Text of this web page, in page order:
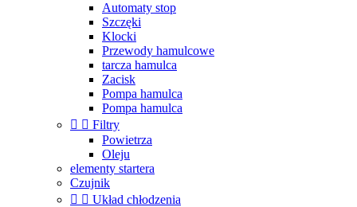
Automaty stop
Szczęki
Klocki
Przewody hamulcowe
tarcza hamulca
Zacisk
Pompa hamulca
Pompa hamulca
  Filtry
Powietrza
Oleju
elementy startera
Czujnik
  Układ chłodzenia